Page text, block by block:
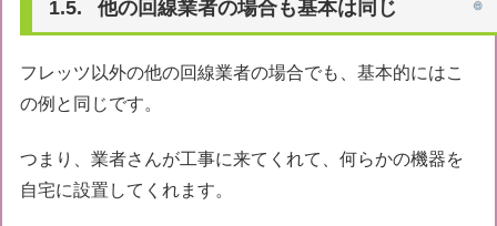
他の回線業者の場合も基本は同じ
フレッツ以外の他の回線業者の場合でも、基本的にはこ
の例と同じです。
つまり、業者さんが工事に来てくれて、何らかの機器を
自宅に設置してくれます。